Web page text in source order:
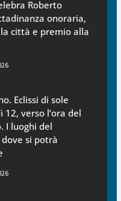
Roberto
onoraria,
città e premio alla
Eclissi di sole
12, verso l’ora del
I luoghi del
si potrà